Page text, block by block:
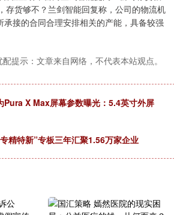
存货够不？兰剑智能回复称，公司的物流机
接的合同合理安排相关的产能，具备较强
提示：文章来自网络，不代表本站观点。
Pura X Max屏幕参数曝光：5.4英寸外屏
精特新”专板三年汇聚1.56万家企业